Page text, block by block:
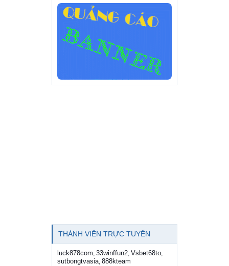
THÀNH VIÊN TRỰC TUYẾN
luck878com 33winffun2 Vsbet68to
sutbongtvasia 888kteam